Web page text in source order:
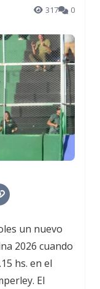
317 0
un nuevo
2026 cuando
hs. en el
El